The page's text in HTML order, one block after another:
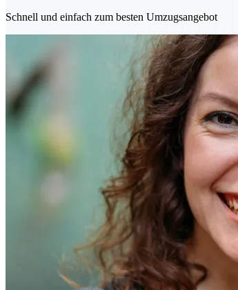
Schnell und einfach zum besten Umzugsangebot